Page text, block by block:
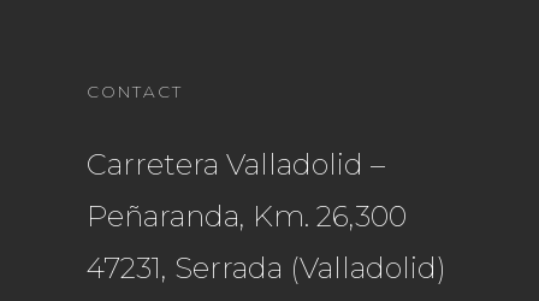
CONTACT
Carretera Valladolid –
Peñaranda, Km. 26,300
47231, Serrada (Valladolid)